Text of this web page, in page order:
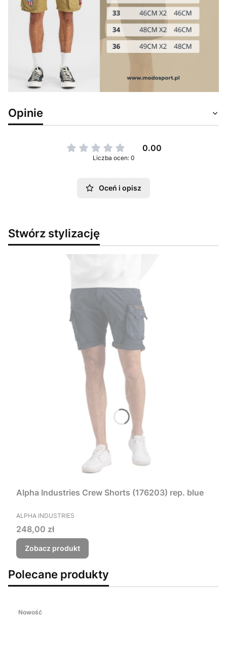
Opinie
0.00
Liczba ocen: 0
Oceń i opisz
Stwórz stylizację
Alpha Industries Crew Shorts (176203) rep. blue
PRODUCENT
ALPHA INDUSTRIES
Cena
248,00 zł
Zobacz produkt
Polecane produkty
Nowość